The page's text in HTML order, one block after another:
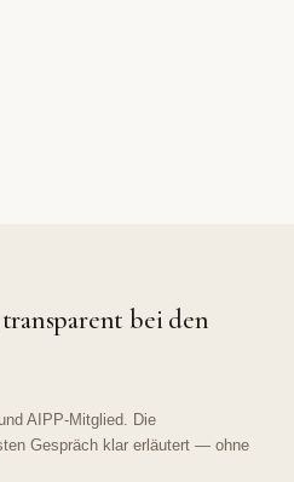
bei den
AIPP-Mitglied. Die
Gespräch klar erläutert — ohne